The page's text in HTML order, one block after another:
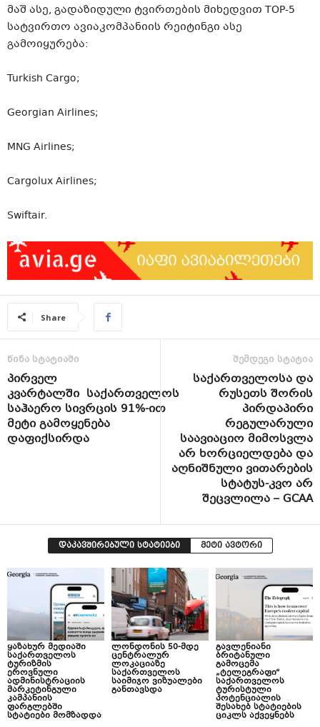
მაშ ასე, გადაზიდული ტვირთების მიხედვით TOP-5
სატვირთო ავიაკომპანიის რეიტინგი ასე
გამოიყურება:
Turkish Cargo;
Georgian Airlines;
MNG Airlines;
Cargolux Airlines;
Swiftair.
Share
წინა სტატიაში
პირველ
კვარტალში საქართველოს
საჰაერო სივრცის 91%-ით
მეტი გამოყენება
დაფიქსირდა
შემდეგი სტატია
საქართველოსა და
რუსეთს შორის
პირდაპირი
რეგულარული
საავიაციო მიმოსვლა
არ ხორციელდება და
აღნიშნული ვითარების
სტატუს-კვო არ
შეცვლილა – GCAA
დაკავშირებული სტატიები მეტი ავტორი
ყაზახურ მედიაში
საქართველოს
ტურიზმის
ეროვნული
ადმინისტრაციის
მარკეტინგული
კამპანიის
ფარგლებში
სტატიები მომზადდა
ლონდონის 50-მდე
ცენტრალურ
ლოკაციაზე
საქართველოს
საიმიჯო ვიზუალები
განთავსდა
გავლენიანი
ბრიტანული
გამოცემა
„ტელეგრაფი“
საქართველოს
ტურისტული
პოტენციალის
შესახებ სტატიების
ციკლს აქვეყნებს